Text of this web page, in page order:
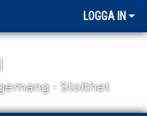
LOGGA IN
- Stolthet